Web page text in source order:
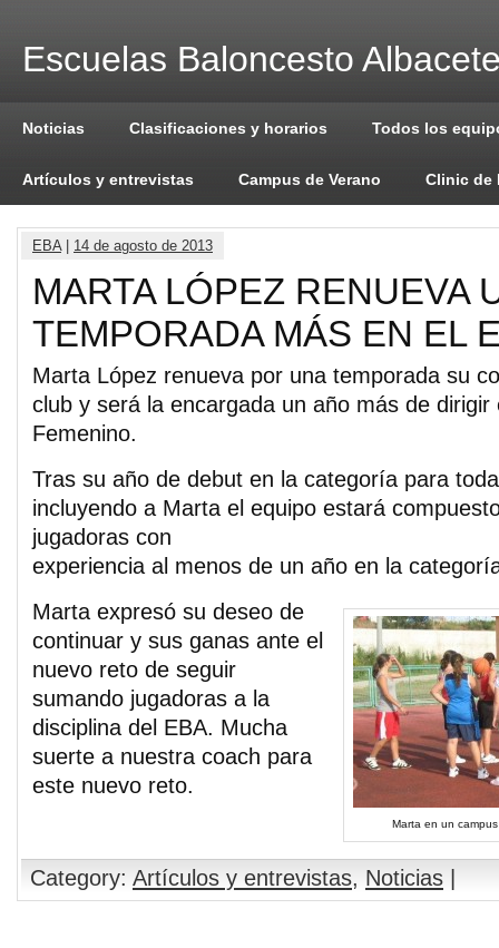
Escuelas Baloncesto
Noticias Clasificaciones y horarios Todos los
Artículos y entrevistas Campus de Verano Clinic de
EBA| 14 de agosto de 2013
MARTA LÓPEZ RENUEVA
TEMPORADA MÁS EN EL
Marta López renueva por una temporada su
club y será la encargada un año más de dirigir
Femenino.
Tras su año de debut en la categoría para
incluyendo a Marta el equipo estará
jugadoras con
experiencia al menos de un año en la
Marta en un
Marta expresó su deseo de
continuar y sus ganas ante el
nuevo reto de seguir
sumando jugadoras a la
disciplina del EBA. Mucha
suerte a nuestra coach para
este nuevo reto.
Category: Artículos y entrevistas, Noticias